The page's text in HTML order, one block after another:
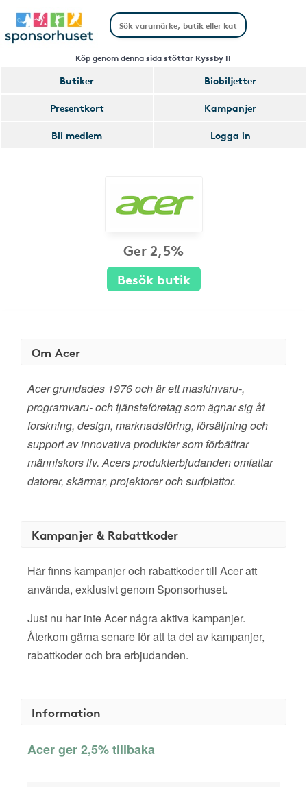
Köp genom denna sida stöttar Ryssby IF
Butiker
Biobiljetter
Presentkort
Kampanjer
Bli medlem
Logga in
Ger 2,5%
Besök butik
Om Acer
Acer grundades 1976 och är ett maskinvaru-,
programvaru- och tjänsteföretag som ägnar sig åt
forskning, design, marknadsföring, försäljning och
support av innovativa produkter som förbättrar
människors liv. Acers produkterbjudanden omfattar
datorer, skärmar, projektorer och surfplattor.
Kampanjer & Rabattkoder
Här finns kampanjer och rabattkoder till Acer att
använda, exklusivt genom Sponsorhuset.
Just nu har inte Acer några aktiva kampanjer.
Återkom gärna senare för att ta del av kampanjer,
rabattkoder och bra erbjudanden.
Information
Acer ger 2,5% tillbaka